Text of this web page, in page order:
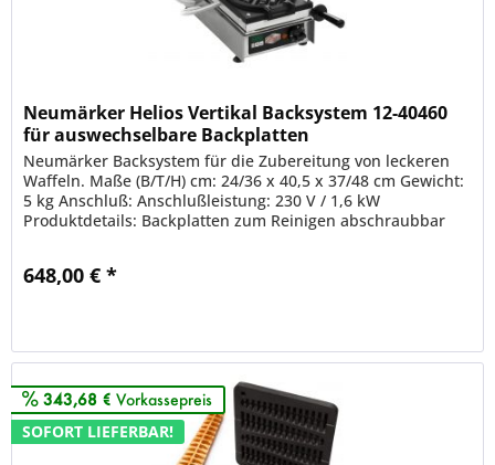
Neumärker Helios Vertikal Backsystem 12-40460
für auswechselbare Backplatten
Neumärker Backsystem für die Zubereitung von leckeren
Waffeln. Maße (B/T/H) cm: 24/36 x 40,5 x 37/48 cm Gewicht:
5 kg Anschluß: Anschlußleistung: 230 V / 1,6 kW
Produktdetails: Backplatten zum Reinigen abschraubbar
648,00 € *
343,68 € Vorkassepreis
SOFORT LIEFERBAR!